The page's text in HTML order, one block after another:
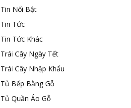
Tin Nổi Bật
Tin Tức
Tin Tức Khác
Trái Cây Ngày Tết
Trái Cây Nhập Khẩu
Tủ Bếp Bằng Gỗ
Tủ Quần Áo Gỗ